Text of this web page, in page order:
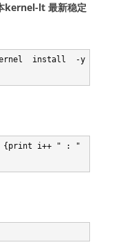
kernel-lt 最新稳定
kernel  install  -y
" {print i++ " : "